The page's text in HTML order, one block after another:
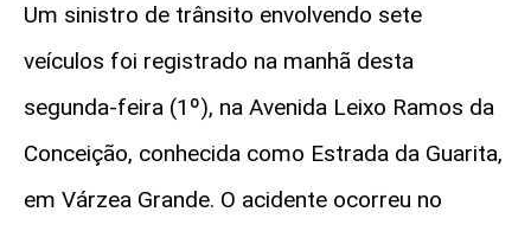
Um sinistro de trânsito envolvendo sete
veículos foi registrado na manhã desta
segunda-feira (1º), na Avenida Leixo Ramos da
Conceição, conhecida como Estrada da Guarita,
em Várzea Grande. O acidente ocorreu no